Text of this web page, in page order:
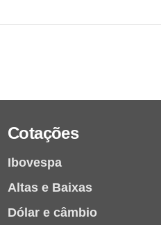
Cotações
Ibovespa
Altas e Baixas
Dólar e câmbio